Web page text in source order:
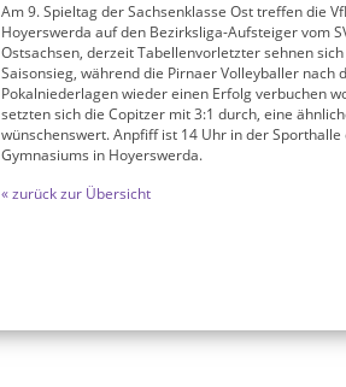
Am 9. Spieltag der Sachsenklasse Ost treffen die
Hoyerswerda auf den Bezirksliga-Aufsteiger vom
Ostsachsen, derzeit Tabellenvorletzter sehnen
Saisonsieg, während die Pirnaer Volleyballer nach
Pokalniederlagen wieder einen Erfolg verbuchen
setzten sich die Copitzer mit 3:1 durch, eine
wünschenswert. Anpfiff ist 14 Uhr in der Sporthalle
Gymnasiums in Hoyerswerda.
« zurück zur Übersicht